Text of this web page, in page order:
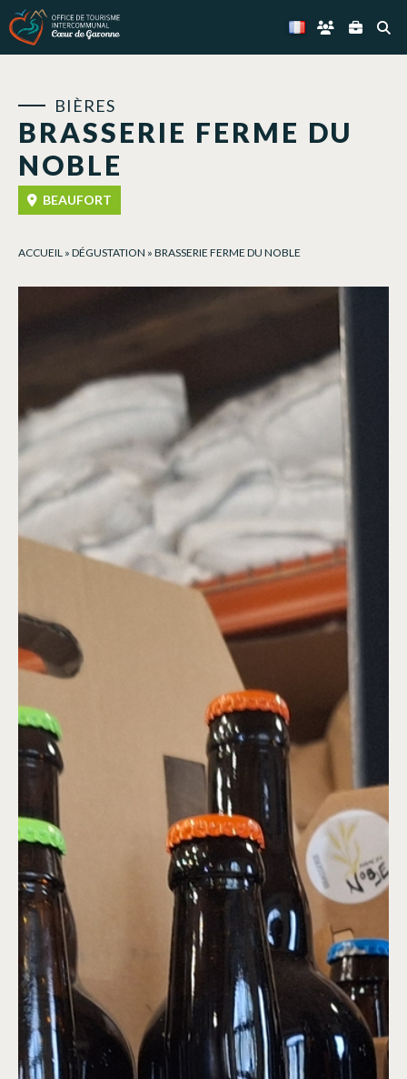
BRASSERIE FERME DU
NOBLE
BIÈRES
BEAUFORT
ACCUEIL » DÉGUSTATION » BRASSERIE FERME DU NOBLE
Panneau de gestion des cookies